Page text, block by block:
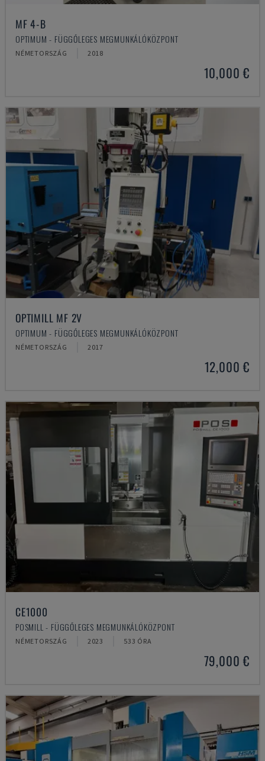
MF 4-B
OPTIMUM - FÜGGŐLEGES MEGMUNKÁLÓKÖZPONT
NÉMETORSZÁG 2018
10,000 €
OPTIMILL MF 2V
OPTIMUM - FÜGGŐLEGES MEGMUNKÁLÓKÖZPONT
NÉMETORSZÁG 2017
12,000 €
CE1000
POSMILL - FÜGGŐLEGES MEGMUNKÁLÓKÖZPONT
NÉMETORSZÁG 2023 533 ÓRA
79,000 €